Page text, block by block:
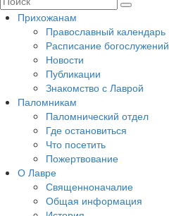
Прихожанам
Православный календарь
Расписание богослужений
Новости
Публикации
Знакомство с Лаврой
Паломникам
Паломнический отдел
Где остановиться
Что посетить
Пожертвование
О Лавре
Священноначалие
Общая информация